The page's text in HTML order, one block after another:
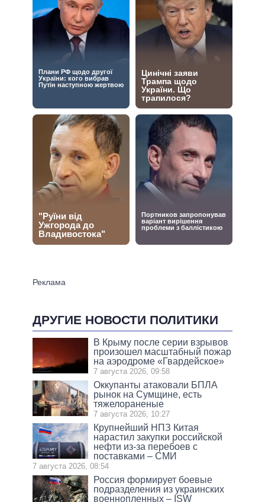
ДРУГИЕ НОВОСТИ ПОЛИТИКИ
В Крыму после серии взрывов
произошел масштабный пожар
на аэродроме «Гвардейское»
7 августа 2026, 09:58
Оккупанты атаковали БПЛА
рынок на Сумщине, есть
тяжелораненые
7 августа 2026, 10:27
Крупнейший НПЗ Китая
нарастил закупки российской
нефти из-за перебоев с
поставками – СМИ
7 августа 2026, 08:54
Россия формирует боевые
подразделения из украинских
военнопленных – ISW